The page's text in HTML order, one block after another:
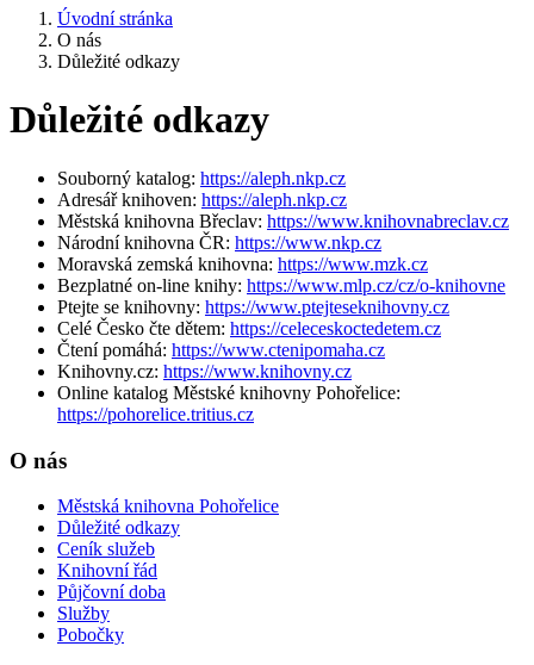
Úvodní stránka
O nás
Důležité odkazy
Důležité odkazy
Souborný katalog: https://aleph.nkp.cz
Adresář knihoven: https://aleph.nkp.cz
Městská knihovna Břeclav: https://www.knihovnabreclav.cz
Národní knihovna ČR: https://www.nkp.cz
Moravská zemská knihovna: https://www.mzk.cz
Bezplatné on-line knihy: https://www.mlp.cz/cz/o-knihovne
Ptejte se knihovny: https://www.ptejteseknihovny.cz
Celé Česko čte dětem: https://celeceskoctedetem.cz
Čtení pomáhá: https://www.ctenipomaha.cz
Knihovny.cz: https://www.knihovny.cz
Online katalog Městské knihovny Pohořelice:
https://pohorelice.tritius.cz
O nás
Městská knihovna Pohořelice
Důležité odkazy
Ceník služeb
Knihovní řád
Půjčovní doba
Služby
Pobočky